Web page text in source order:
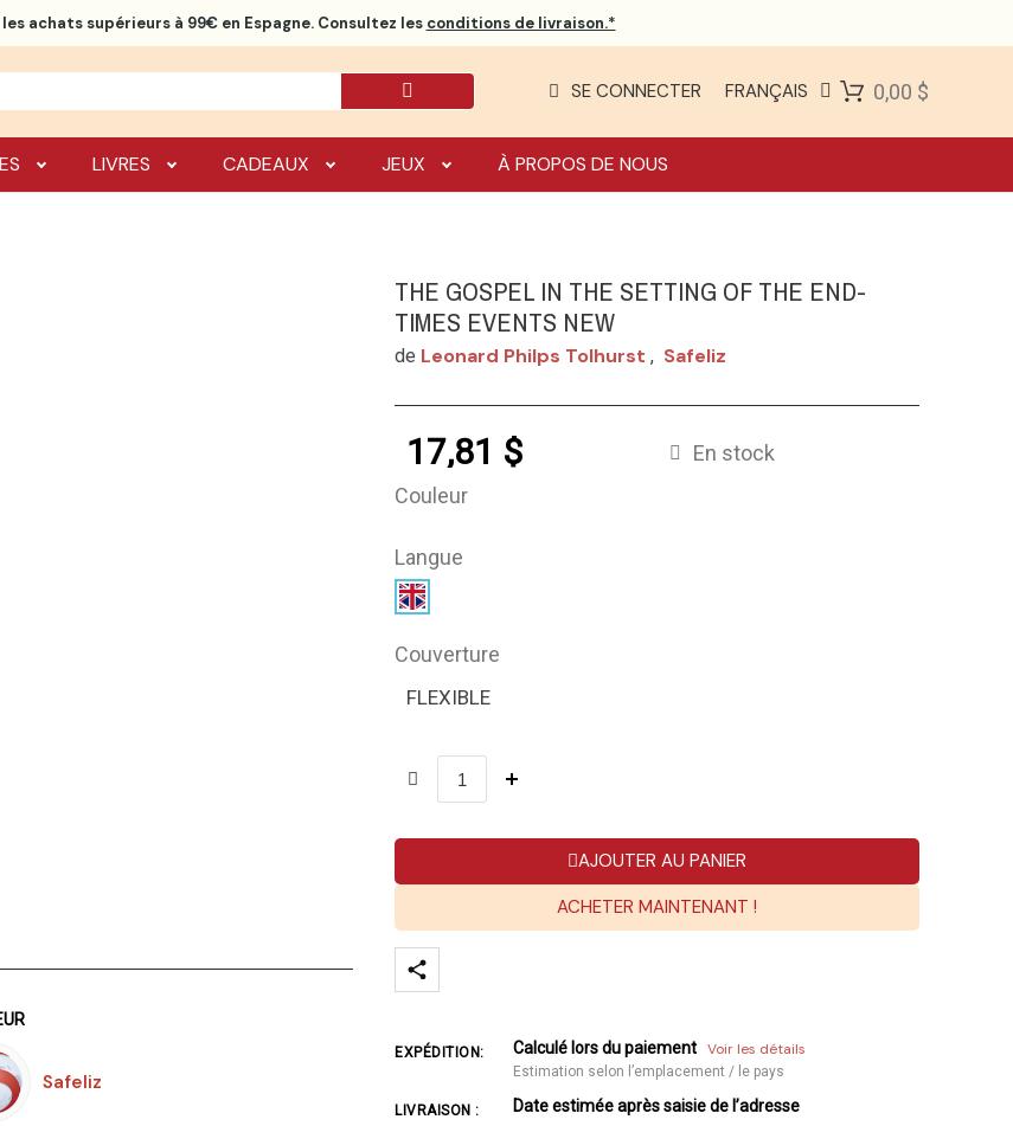
achats supérieurs à 99€ en Espagne. Consultez les conditions de livraison.*
SE CONNECTER FRANÇAIS 0,00 $
LIVRES CADEAUX JEUX À PROPOS DE NOUS
Safeliz
THE GOSPEL IN THE SETTING OF THE END-
TIMES EVENTS NEW
de Leonard Philps Tolhurst , Safeliz
17,81 $
En stock
Couleur
Langue
Couverture
FLEXIBLE
AJOUTER AU PANIER
ACHETER MAINTENANT !
EXPÉDITION: Calculé lors du paiement Voir les détails
Estimation selon l’emplacement / le pays
LIVRAISON : Date estimée après saisie de l’adresse